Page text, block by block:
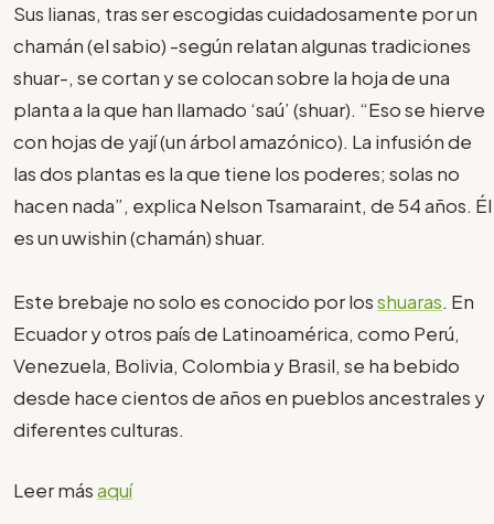
Sus lianas, tras ser escogidas cuidadosamente por un
chamán (el sabio) -según relatan algunas tradiciones
shuar-, se cortan y se colocan sobre la hoja de una
planta a la que han llamado ‘saú’ (shuar). “Eso se hierve
con hojas de yají (un árbol amazónico). La infusión de
las dos plantas es la que tiene los poderes; solas no
hacen nada”, explica Nelson Tsamaraint, de 54 años. Él
es un uwishin (chamán) shuar.
Este brebaje no solo es conocido por losshuaras. En
Ecuador y otros país de Latinoamérica, como Perú,
Venezuela, Bolivia, Colombia y Brasil, se ha bebido
desde hace cientos de años en pueblos ancestrales y
diferentes culturas.
Leer másaquí